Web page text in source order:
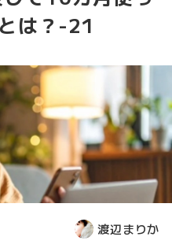
は？-21
渡辺まりか